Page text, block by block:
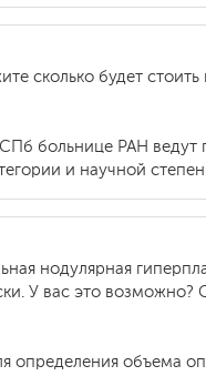
сколько будет
больнице РАН ведут
и научной
нодулярная
У вас это возможно?
определения объема